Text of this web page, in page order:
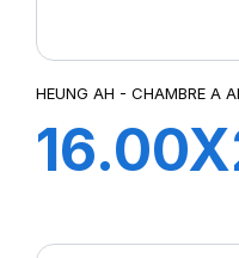
HEUNG AH - CHAMBRE A